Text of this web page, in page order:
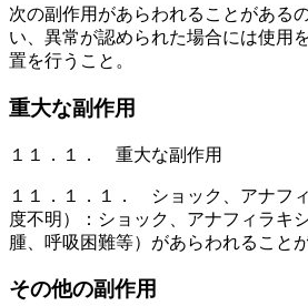
次の副作用があらわれることがある
い、異常が認められた場合には使用
置を行うこと。
重大な副作用
１１．１． 重大な副作用
１１．１．１． ショック、アナフ
度不明）：ショック、アナフィラキ
腫、呼吸困難等）があらわれることが
その他の副作用